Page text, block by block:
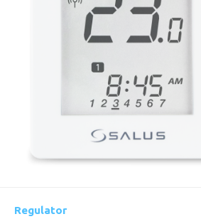
Regulator